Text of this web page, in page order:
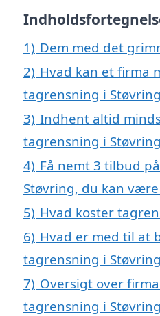
1) Dem med det
2) Hvad kan et firma
tagrensning i
3) Indhent altid
tagrensning i Støvring
4) Få nemt 3 tilbud
Støvring, du kan
5) Hvad koster
6) Hvad er med til at
tagrensning i
7) Oversigt over
tagrensning i